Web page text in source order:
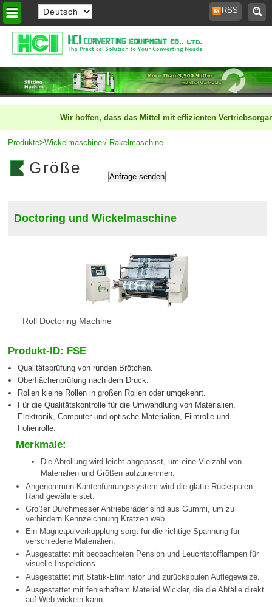
RSS
Wir hoffen, dass das Mittel mit effizienten
Produkte>Wickelmaschine / Rakelmaschine
Größe
Doctoring und Wickelmaschine
Roll Doctoring Machine
Produkt-ID: FSE
Qualitätsprüfung von runden Brötchen.
Oberflächenprüfung nach dem Druck.
Rollen kleine Rollen in großen Rollen oder umgekehrt.
Für die Qualitätskontrolle für die Umwandlung von Materialien,
Elektronik, Computer und optische Materialien, Filmrolle und
Folienrolle.
Merkmale:
Die Abrollung wird leicht angepasst, um eine Vielzahl von
Materialien und Größen aufzunehmen.
Angenommen Kantenführungssystem wird die glatte Rückspulen
Rand gewährleistet.
Großer Durchmesser Antriebsräder sind aus Gummi, um zu
verhindern Kennzeichnung Kratzen web.
Ein Magnetpulverkupplung sorgt für die richtige Spannung für
verschiedene Materialien.
Ausgestattet mit beobachteten Pension und Leuchtstofflampen für
visuelle Inspektions.
Ausgestattet mit Statik-Eliminator und zurückspulen Auflegewalze.
Ausgestattet mit fehlerhaftem Material Wickler, die die Abfälle direkt
auf Web-wickeln kann.